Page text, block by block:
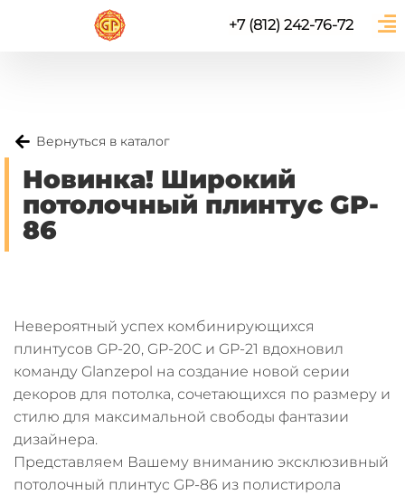
+7 (812) 242-76-72
Вернуться в каталог
Новинка! Широкий
потолочный плинтус GP-
86
Невероятный успех комбинирующихся
плинтусов GP-20, GP-20C и GP-21 вдохновил
команду Glanzepol на создание новой серии
декоров для потолка, сочетающихся по размеру и
стилю для максимальной свободы фантазии
дизайнера.
Представляем Вашему вниманию эксклюзивный
потолочный плинтус GP-86 из полистирола